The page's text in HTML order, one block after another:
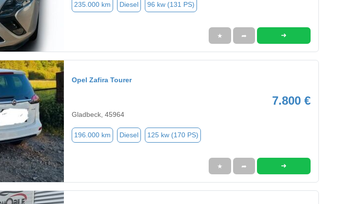
235.000 km Diesel 96 kw (131 PS)
★ ➦ ➜
Opel Zafira Tourer
7.800 €
Gladbeck, 45964
196.000 km Diesel 125 kw (170 PS)
★ ➦ ➜